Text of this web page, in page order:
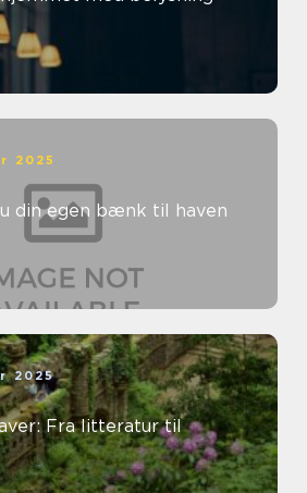
2025
din egen bænk til haven
2025
Fra litteratur til